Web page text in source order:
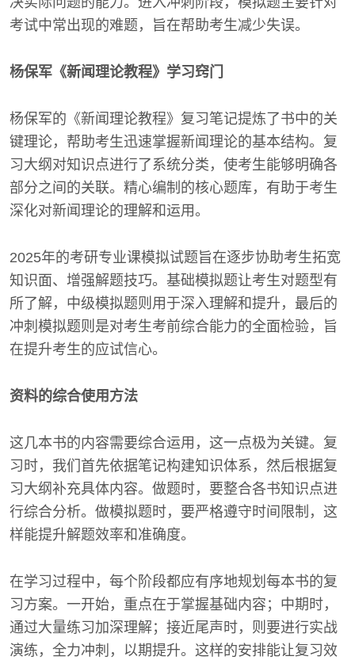
考试中常出现的难题，旨在帮助考生减少失误。
杨保军《新闻理论教程》学习窍门
杨保军的《新闻理论教程》复习笔记提炼了书中的关
键理论，帮助考生迅速掌握新闻理论的基本结构。复
习大纲对知识点进行了系统分类，使考生能够明确各
部分之间的关联。精心编制的核心题库，有助于考生
深化对新闻理论的理解和运用。
2025年的考研专业课模拟试题旨在逐步协助考生拓宽
知识面、增强解题技巧。基础模拟题让考生对题型有
所了解，中级模拟题则用于深入理解和提升，最后的
冲刺模拟题则是对考生考前综合能力的全面检验，旨
在提升考生的应试信心。
资料的综合使用方法
这几本书的内容需要综合运用，这一点极为关键。复
习时，我们首先依据笔记构建知识体系，然后根据复
习大纲补充具体内容。做题时，要整合各书知识点进
行综合分析。做模拟题时，要严格遵守时间限制，这
样能提升解题效率和准确度。
在学习过程中，每个阶段都应有序地规划每本书的复
习方案。一开始，重点在于掌握基础内容；中期时，
通过大量练习加深理解；接近尾声时，则要进行实战
演练，全力冲刺，以期提升。这样的安排能让复习效